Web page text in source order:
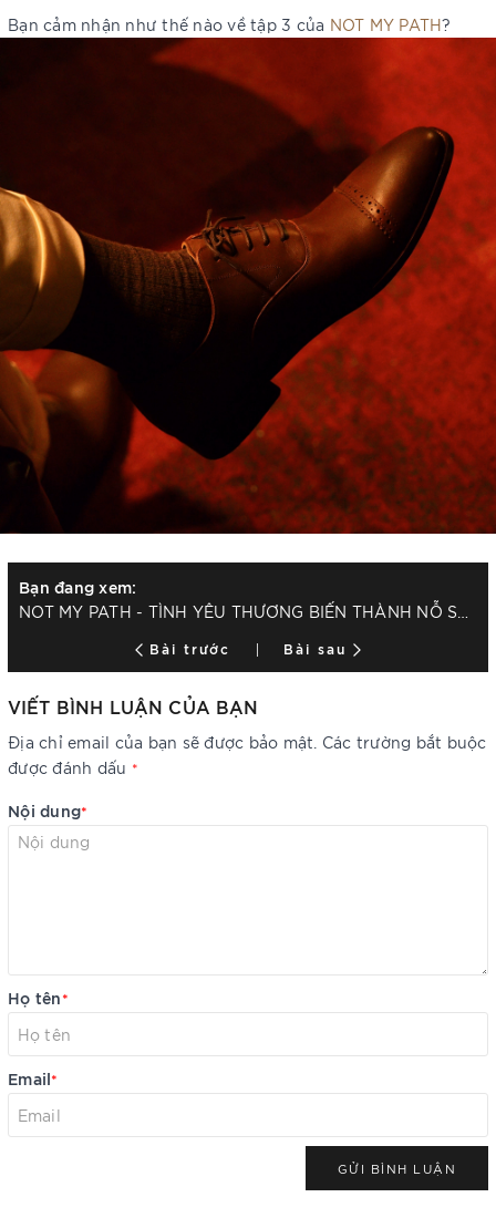
Bạn cảm nhận như thế nào về tập 3 của NOT MY PATH?
Bạn đang xem:
Bài trước Bài sau
VIẾT BÌNH LUẬN CỦA BẠN
Địa chỉ email của bạn sẽ được bảo mật. Các trường bắt buộc
được đánh dấu *
Nội dung*
Họ tên*
Email*
GỬI BÌNH LUẬN